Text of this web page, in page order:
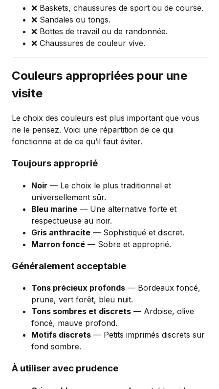
❌ Baskets, chaussures de sport ou de course.
❌ Sandales ou tongs.
❌ Bottes de travail ou de randonnée.
❌ Chaussures de couleur vive.
Couleurs appropriées pour une
visite
Le choix des couleurs est plus important que vous
ne le pensez. Voici une répartition de ce qui
fonctionne et de ce qu’il faut éviter.
Toujours approprié
Noir — Le choix le plus traditionnel et
universellement sûr.
Bleu marine — Une alternative forte et
respectueuse au noir.
Gris anthracite — Sophistiqué et discret.
Marron foncé — Sobre et approprié.
Généralement acceptable
Tons précieux profonds — Bordeaux foncé,
prune, vert forêt, bleu nuit.
Tons sombres et discrets — Ardoise, olive
foncé, mauve profond.
Motifs discrets — Petits imprimés discrets sur
fond sombre.
À utiliser avec prudence